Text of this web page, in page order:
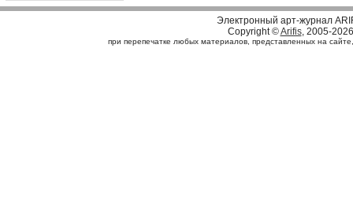
Электронный арт-журнал
Copyright ©Arifis, 2005-2026
при перепечатке любых материалов, представленных на